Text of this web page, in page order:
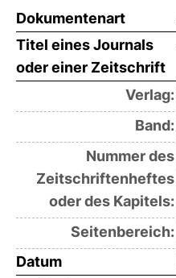
Dokumentenart
Titel eines Journals
oder einer Zeitschrift
Verlag:
Band:
Nummer des
Zeitschriftenheftes
oder des Kapitels:
Seitenbereich:
Datum